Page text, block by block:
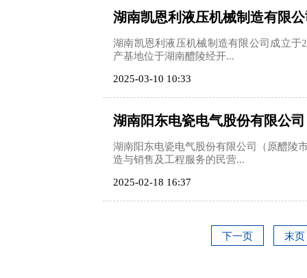
湖南凯恩利液压机械制造有限
湖南凯恩利液压机械制造有限公司成立
产基地位于湖南醴陵经开...
2025-03-10 10:33
湖南阳东电瓷电气股份有限公司
湖南阳东电瓷电气股份有限公司（原醴陵
造与销售及工程服务的民营...
2025-02-18 16:37
下一页 末页